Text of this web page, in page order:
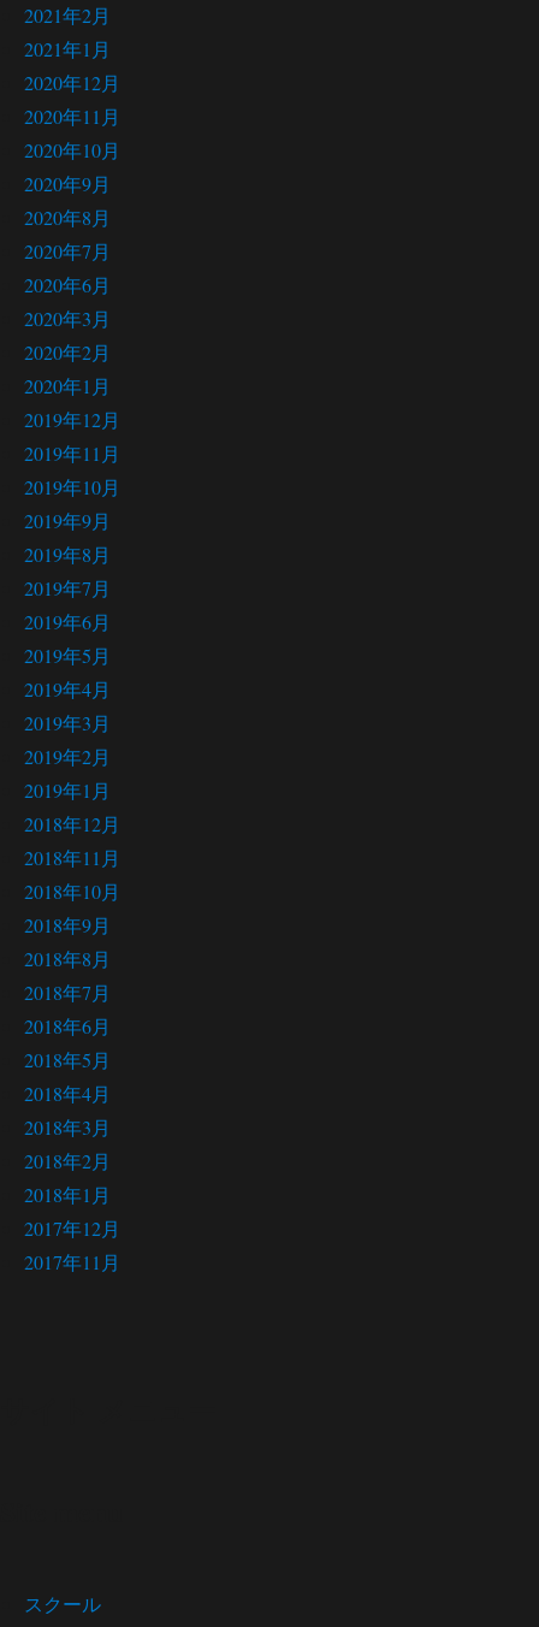
2021年2月
2021年1月
2020年12月
2020年11月
2020年10月
2020年9月
2020年8月
2020年7月
2020年6月
2020年3月
2020年2月
2020年1月
2019年12月
2019年11月
2019年10月
2019年9月
2019年8月
2019年7月
2019年6月
2019年5月
2019年4月
2019年3月
2019年2月
2019年1月
2018年12月
2018年11月
2018年10月
2018年9月
2018年8月
2018年7月
2018年6月
2018年5月
2018年4月
2018年3月
2018年2月
2018年1月
2017年12月
2017年11月
スクール